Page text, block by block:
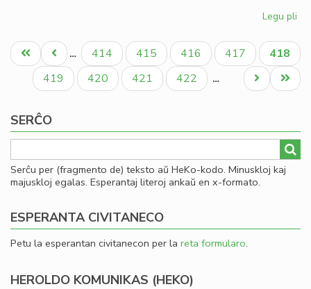
Legu pli
Pagination
Unua
paĝo
Antaŭa
paĝo
… Paĝo
414 Paĝo
415 Paĝo
416 Paĝo
417
Aktuala
paĝo
418
Paĝo
419 Paĝo
420 Paĝo
421 Paĝo
422 …
Last
page
Next
page
SERĈO
Serĉu per (fragmento de) teksto aŭ HeKo-kodo. Minuskloj kaj
majuskloj egalas. Esperantaj literoj ankaŭ en x-formato.
ESPERANTA CIVITANECO
Petu la esperantan civitanecon per la reta formularo.
HEROLDO KOMUNIKAS (HEKO)